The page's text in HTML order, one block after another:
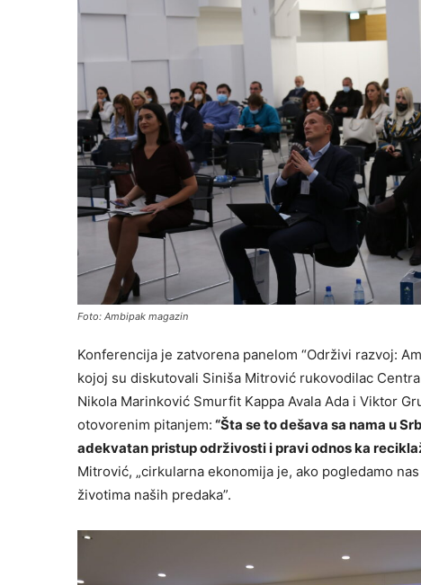
Foto: Ambipak magazin
Konferencija je zatvorena panelom “Održivi razvoj:
kojoj su diskutovali Siniša Mitrović rukovodilac
Nikola Marinković Smurfit Kappa Avala Ada i Viktor
otovorenim pitanjem: “Šta se to dešava sa nama u
adekvatan pristup održivosti i pravi odnos ka
Mitrović, „cirkularna ekonomija je, ako pogledamo
životima naših predaka”.